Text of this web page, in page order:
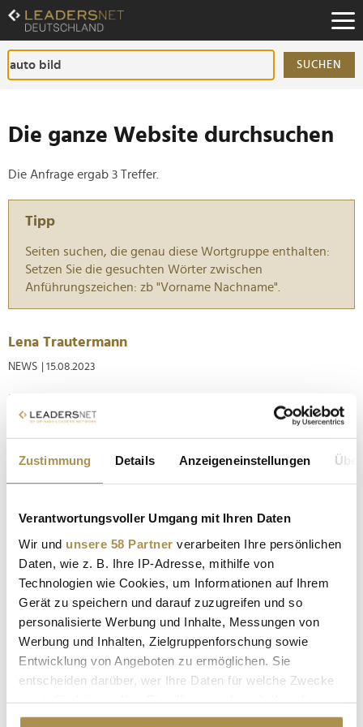
Zustimmung Details Anzeigeneinstellungen
Verantwortungsvoller Umgang mit Ihren Daten
Wir und unsere 58 Partner verarbeiten Ihre persönlichen
Daten, wie z. B. Ihre IP-Adresse, mithilfe von
Technologien wie Cookies, um Informationen auf Ihrem
Gerät zu speichern und darauf zuzugreifen und so
personalisierte Werbung und Inhalte, Messungen von
Werbung und Inhalten, Zielgruppenforschung sowie
Entwicklung von Angeboten zu ermöglichen. Sie
entscheiden darüber, wer Ihre Daten für welche Zwecke
Cookie-Erklärung oder durch Klicken auf das Privacy
Zum
Inhalt
Zur
Fußzeilen-
Navigation
SUCHEN
Die ganze Website durchsuchen
Die Anfrage ergab 3 Treffer.
Tipp
Seiten suchen, die genau diese Wortgruppe enthalten:
Setzen Sie die gesuchten Wörter zwischen
Anführungszeichen: zb "Vorname Nachname".
Lena Trautermann
NEWS | 15.08.2023
Firma: Axel Springer Auto-Verlag Position: Stellvertretende
Chefredakteurin Auto Bild Mitte August 2023 übernimmt Lena
erscheinenden Automobil-Zeitschrift Auto Bild . Sie ergänzt
die Chefredaktion...
Ex-"Auto Bild"-Chefredakteur wird
Kommunikationschef bei Škoda
NEWS | 27.06.2023
den Volkswagen-Konzern aus persönlichen Gründen
vorübergehend verlassen. Tom Drechsler übernimmt zum 1.
Juli die Leitung der Škoda-Kommunikation. Bis März 2023 war
er Chefredakteur von Auto Bild und Geschäftsführer der Auto-
Bild -Gruppe. Damit...